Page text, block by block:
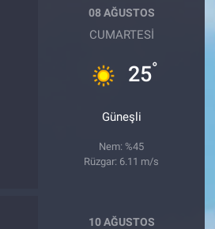
08 AĞUSTOS
CUMARTESI
25°
Güneşli
Nem: %45
Rüzgar: 6.11 m/s
10 AĞUSTOS